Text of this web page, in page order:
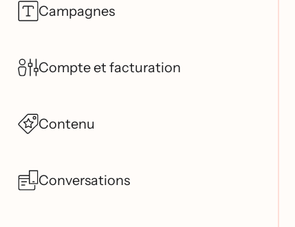
Campagnes
Compte et facturation
Contenu
Conversations